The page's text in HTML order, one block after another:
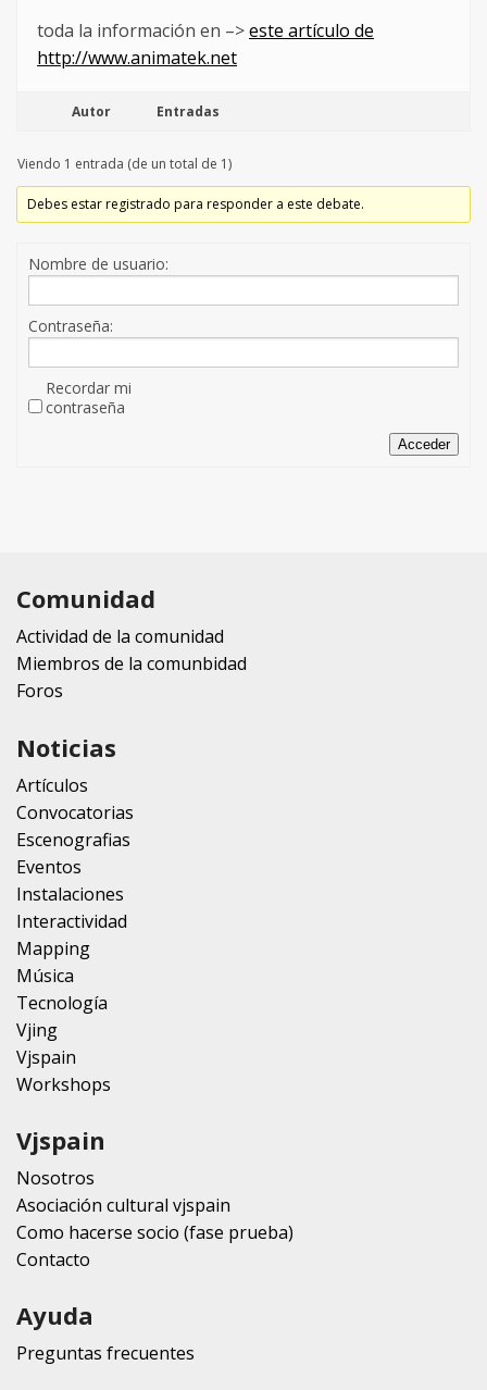
toda la información en –>este artículo de
http://www.animatek.net
Autor Entradas
Viendo 1 entrada (de un total de 1)
Debes estar registrado para responder a este debate.
Nombre de usuario:
Contraseña:
Recordar mi
contraseña
Acceder
Comunidad
Actividad de la comunidad
Miembros de la comunbidad
Foros
Noticias
Artículos
Convocatorias
Escenografias
Eventos
Instalaciones
Interactividad
Mapping
Música
Tecnología
Vjing
Vjspain
Workshops
Vjspain
Nosotros
Asociación cultural vjspain
Como hacerse socio (fase prueba)
Contacto
Ayuda
Preguntas frecuentes